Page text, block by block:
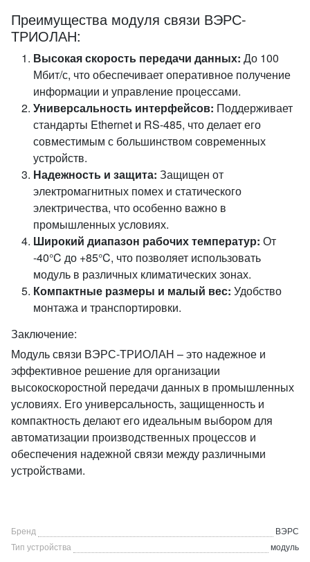
Преимущества модуля связи ВЭРС-
ТРИОЛАН:
Высокая скорость передачи данных: До 100
Мбит/с, что обеспечивает оперативное получение
информации и управление процессами.
Универсальность интерфейсов: Поддерживает
стандарты Ethernet и RS-485, что делает его
совместимым с большинством современных
устройств.
Надежность и защита: Защищен от
электромагнитных помех и статического
электричества, что особенно важно в
промышленных условиях.
Широкий диапазон рабочих температур: От
-40°C до +85°C, что позволяет использовать
модуль в различных климатических зонах.
Компактные размеры и малый вес: Удобство
монтажа и транспортировки.
Заключение:
Модуль связи ВЭРС-ТРИОЛАН – это надежное и
эффективное решение для организации
высокоскоростной передачи данных в промышленных
условиях. Его универсальность, защищенность и
компактность делают его идеальным выбором для
автоматизации производственных процессов и
обеспечения надежной связи между различными
устройствами.
Бренд
ВЭРС
Тип устройства
модуль